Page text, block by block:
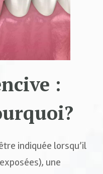
:
indiquée lorsqu’il
une